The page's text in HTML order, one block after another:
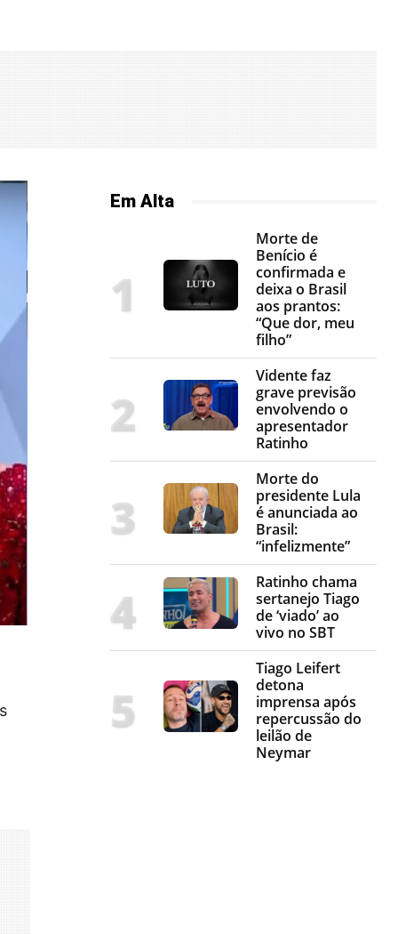
Em Alta
Morte de
Benício é
confirmada e
deixa o Brasil
aos prantos:
“Que dor, meu
filho”
Vidente faz
grave previsão
envolvendo o
apresentador
Ratinho
Morte do
presidente Lula
é anunciada ao
Brasil:
“infelizmente”
Ratinho chama
sertanejo Tiago
de ‘viado’ ao
vivo no SBT
Tiago Leifert
detona
imprensa após
repercussão do
leilão de
Neymar